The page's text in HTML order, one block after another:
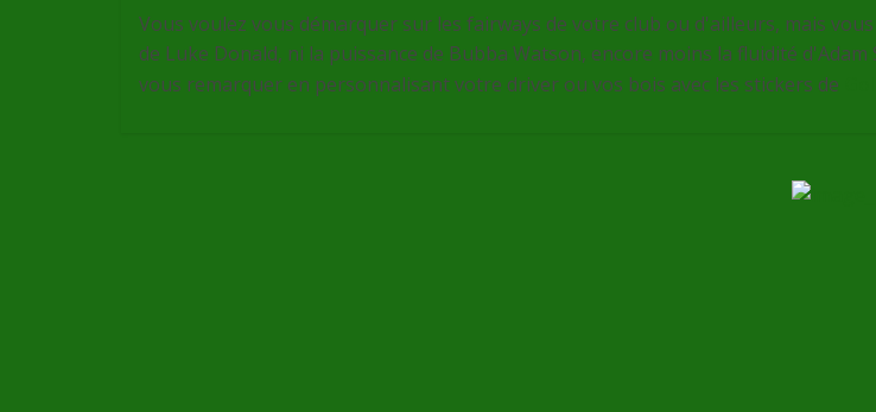
Vous voulez vous démarquer sur les fairways de votre club ou d'ailleurs, mais
de Luke Donald, ni la puissance de Bubba Watson, encore moins la fluidité d'Adam
vous remarquer en personnalisant votre driver ou vos bois avec les stickers de